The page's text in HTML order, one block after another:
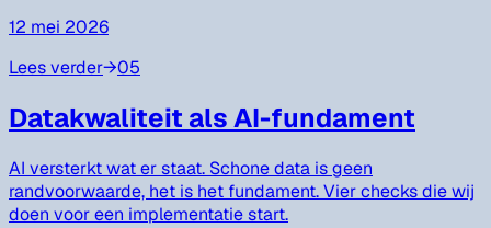
12 mei 2026
Lees verder→05
Datakwaliteit als AI-fundament
AI versterkt wat er staat. Schone data is geen
randvoorwaarde, het is het fundament. Vier checks die wij
doen voor een implementatie start.